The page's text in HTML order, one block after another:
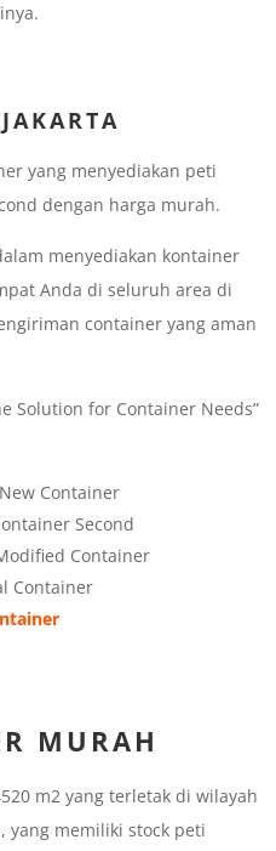
yang menyediakan peti
dengan harga murah.
menyediakan kontainer
Anda di seluruh area di
container yang aman
Solution for Container Needs”
Container
Second
Container
Container
MURAH
m2 yang terletak di wilayah
yang memiliki stock peti